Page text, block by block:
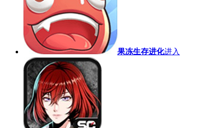
果冻生存进化进入